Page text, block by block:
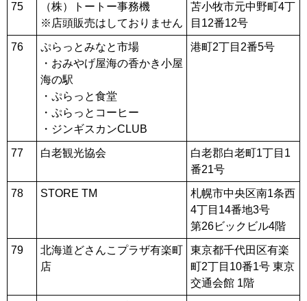
75
（株）トートー事務機
※店頭販売はしておりません
苫小牧市元中野町4丁
目12番12号
76
ぷらっとみなと市場
・おみやげ屋海の香かき小屋
海の駅
・ぷらっと食堂
・ぷらっとコーヒー
・ジンギスカンCLUB
港町2丁目2番5号
77 白老観光協会
白老郡白老町1丁目1
番21号
78 STORE TM
札幌市中央区南1条西
4丁目14番地3号
第26ビックビル4階
79
北海道どさんこプラザ有楽町
店
東京都千代田区有楽
町2丁目10番1号 東京
交通会館 1階